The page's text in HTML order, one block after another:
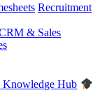
Recruitment
& Sales
Knowledge Hub